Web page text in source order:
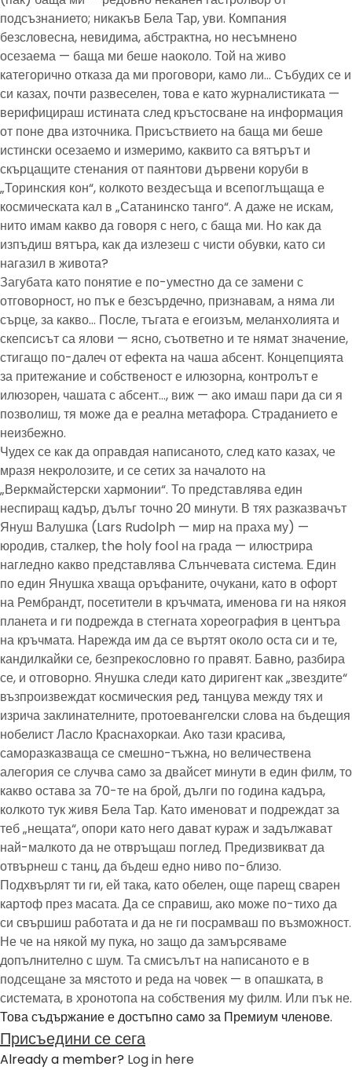
подсъзнанието; никакъв Бела Тар, уви. Компания
безсловесна, невидима, абстрактна, но несъмнено
осезаема — баща ми беше наоколо. Той на живо
категорично отказа да ми проговори, камо ли… Събудих се и
си казах, почти развеселен, това е като журналистиката —
верифицираш истината след кръстосване на информация
от поне два източника. Присъствието на баща ми беше
истински осезаемо и измеримо, каквито са вятърът и
скърцащите стенания от паянтови дървени коруби в
„Торинския кон“, колкото вездесъща и всепоглъщаща е
космическата кал в „Сатанинско танго“. А даже не искам,
нито имам какво да говоря с него, с баща ми. Но как да
изпъдиш вятъра, как да излезеш с чисти обувки, като си
нагазил в живота?
Загубата като понятие е по-уместно да се замени с
отговорност, но пък е безсърдечно, признавам, а няма ли
сърце, за какво… После, тъгата е егоизъм, меланхолията и
скепсисът са ялови — ясно, съответно и те нямат значение,
стигащо по-далеч от ефекта на чаша абсент. Концепцията
за притежание и собственост е илюзорна, контролът е
илюзорен, чашата с абсент…, виж — ако имаш пари да си я
позволиш, тя може да е реална метафора. Страданието е
неизбежно.
Чудех се как да оправдая написаното, след като казах, че
мразя некролозите, и се сетих за началото на
„Веркмайстерски хармонии“. То представлява един
неспиращ кадър, дълъг точно 20 минути. В тях разказвачът
Януш Валушка (Lars Rudolph — мир на праха му) —
юродив, сталкер, the holy fool на града — илюстрира
нагледно какво представлява Слънчевата система. Един
по един Янушка хваща оръфаните, очукани, като в офорт
на Рембрандт, посетители в кръчмата, именова ги на някоя
планета и ги подрежда в стегната хореография в центъра
на кръчмата. Нарежда им да се въртят около оста си и те,
кандилкайки се, безпрекословно го правят. Бавно, разбира
се, и отговорно. Янушка следи като диригент как „звездите“
възпроизвеждат космическия ред, танцува между тях и
изрича заклинателните, протоевангелски слова на бъдещия
нобелист Ласло Краснахоркаи. Ако тази красива,
саморазказваща се смешно-тъжна, но величествена
алегория се случва само за двайсет минути в един филм, то
какво остава за 70-те на брой, дълги по година кадъра,
колкото тук живя Бела Тар. Като именоват и подреждат за
теб „нещата“, опори като него дават кураж и задължават
най-малкото да не отвръщаш поглед. Предизвикват да
отвърнеш с танц, да бъдеш едно ниво по-близо.
Подхвърлят ти ги, ей така, като обелен, още парещ сварен
картоф през масата. Да се справиш, ако може по-тихо да
си свършиш работата и да не ги посрамваш по възможност.
Не че на някой му пука, но защо да замърсяваме
допълнително с шум. Та смисълът на написаното е в
подсещане за мястото и реда на човек — в опашката, в
системата, в хронотопа на собствения му филм. Или пък не.
Това съдържание е достъпно само за Премиум членове.
Присъедини се сега
Already a member? Log in here